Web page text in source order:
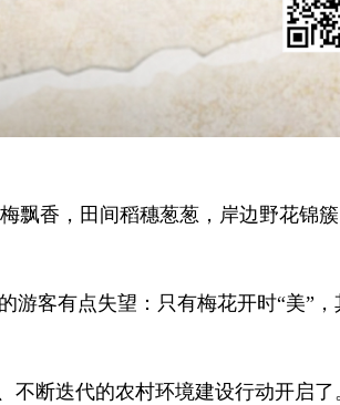
香，田间稻穗葱葱，岸边野花锦簇
客有点失望：只有梅花开时“美”，
断迭代的农村环境建设行动开启了